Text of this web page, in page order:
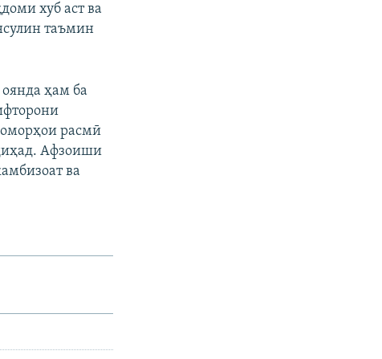
хуб аст ва
таъмин
ҳам ба
расмӣ
Афзоиши
ва